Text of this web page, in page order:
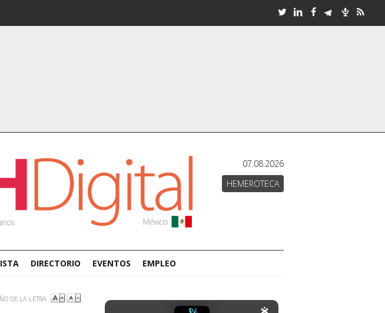
07.08.2026
HEMEROTECA
DIRECTORIO EVENTOS EMPLEO
DE LA LETRA